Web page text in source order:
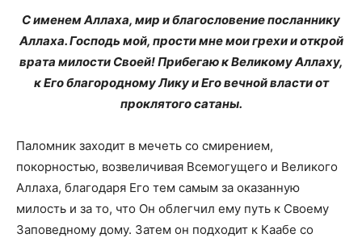
С именем Аллаха, мир и благословение посланнику
Аллаха. Господь мой, прости мне мои грехи и открой
врата милости Своей! Прибегаю к Великому Аллаху,
к Его благородному Лику и Его вечной власти от
проклятого сатаны.
Паломник заходит в мечеть со смирением,
покорностью, возвеличивая Всемогущего и Великого
Аллаха, благодаря Его тем самым за оказанную
милость и за то, что Он облегчил ему путь к Своему
Заповедному дому. Затем он подходит к Каабе со